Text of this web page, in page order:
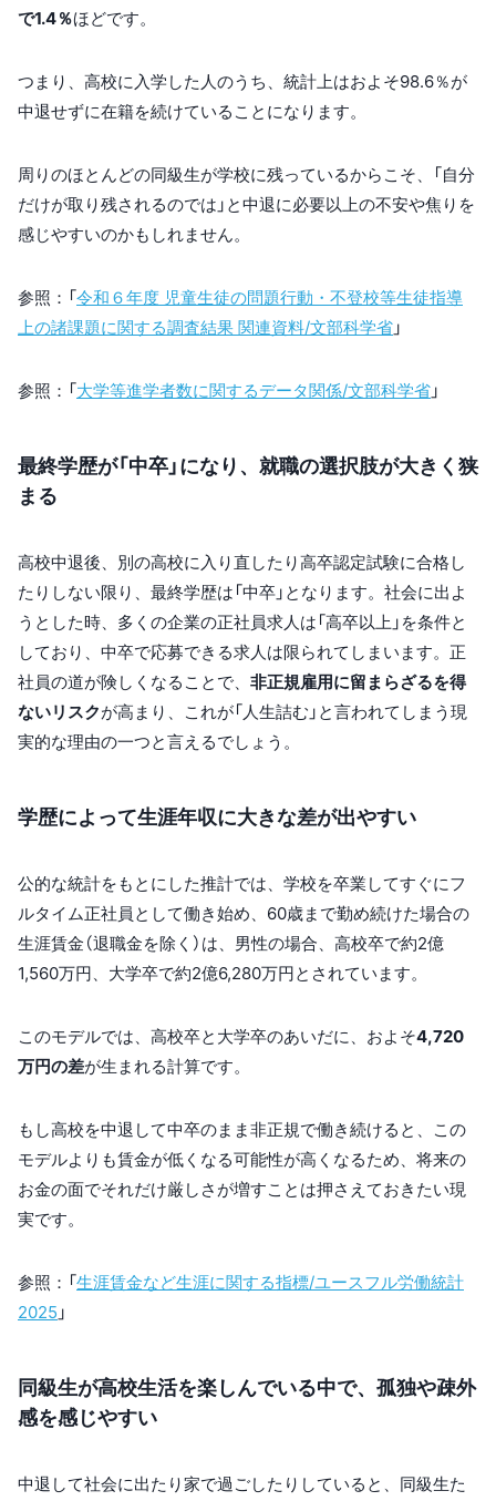
で1.4％ほどです。
つまり、高校に入学した人のうち、統計上はおよそ98.6％が
中退せずに在籍を続けていることになります。
周りのほとんどの同級生が学校に残っているからこそ、「自分
だけが取り残されるのでは」と中退に必要以上の不安や焦りを
感じやすいのかもしれません。
参照：「令和６年度 児童生徒の問題行動・不登校等生徒指導
上の諸課題に関する調査結果 関連資料/文部科学省 」
参照：「大学等進学者数に関するデータ関係/文部科学省 」
最終学歴が「中卒」になり、就職の選択肢が大きく狭
まる
高校中退後、別の高校に入り直したり高卒認定試験に合格し
たりしない限り、最終学歴は「中卒」となります。社会に出よ
うとした時、多くの企業の正社員求人は「高卒以上」を条件と
しており、中卒で応募できる求人は限られてしまいます。正
社員の道が険しくなることで、 非正規雇用に留まらざるを得
ないリスクが高まり、これが「人生詰む」と言われてしまう現
実的な理由の一つと言えるでしょう。
学歴によって生涯年収に大きな差が出やすい
公的な統計をもとにした推計では、学校を卒業してすぐにフ
ルタイム正社員として働き始め、60歳まで勤め続けた場合の
生涯賃金（退職金を除く）は、男性の場合、高校卒で約2億
1,560万円、大学卒で約2億6,280万円とされています。
このモデルでは、高校卒と大学卒のあいだに、およそ4,720
万円の差が生まれる計算です。
もし高校を中退して中卒のまま非正規で働き続けると、この
モデルよりも賃金が低くなる可能性が高くなるため、将来の
お金の面でそれだけ厳しさが増すことは押さえておきたい現
実です。
参照：「生涯賃金など生涯に関する指標/ユースフル労働統計
2025 」
同級生が高校生活を楽しんでいる中で、孤独や疎外
感を感じやすい
中退して社会に出たり家で過ごしたりしていると、同級生た